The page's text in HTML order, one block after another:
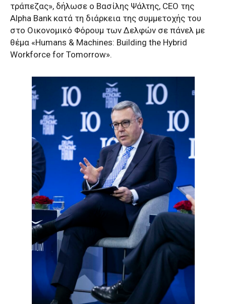
τράπεζας», δήλωσε o Βασίλης Ψάλτης, CEO της
Alpha Bank κατά τη διάρκεια της συμμετοχής του
στο Οικονομικό Φόρουμ των Δελφών σε πάνελ με
θέμα «Humans & Machines: Building the Hybrid
Workforce for Tomorrow».